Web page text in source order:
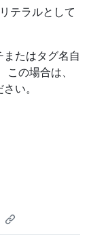
テラルとして
たはタグ名自
の場合は、
い。